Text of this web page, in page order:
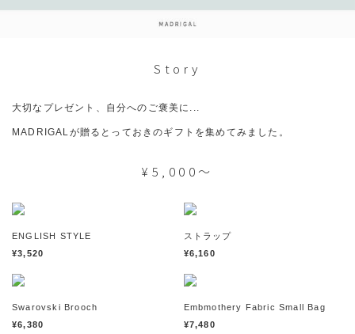
Story
大切なプレゼント、自分へのご褒美に...
MADRIGALが贈るとっておきのギフトを集めてみました。
¥5,000～
ENGLISH STYLE
¥3,520
ストラップ
¥6,160
Swarovski Brooch
¥6,380
Embmothery Fabric Small Bag
¥7,480